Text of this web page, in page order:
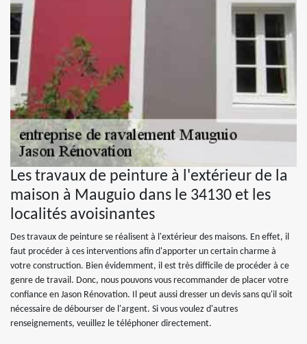
Les travaux de peinture à l'extérieur de la
maison à Mauguio dans le 34130 et les
localités avoisinantes
Des travaux de peinture se réalisent à l'extérieur des maisons. En effet, il
faut procéder à ces interventions afin d'apporter un certain charme à
votre construction. Bien évidemment, il est très difficile de procéder à ce
genre de travail. Donc, nous pouvons vous recommander de placer votre
confiance en Jason Rénovation. Il peut aussi dresser un devis sans qu'il soit
nécessaire de débourser de l'argent. Si vous voulez d'autres
renseignements, veuillez le téléphoner directement.